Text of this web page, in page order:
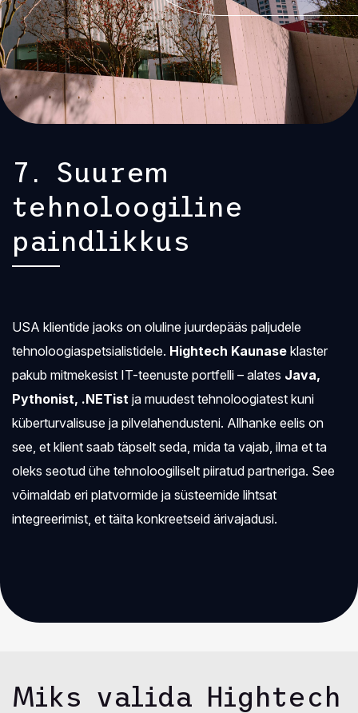
7. Suurem
tehnoloogiline
paindlikkus
USA klientide jaoks on oluline juurdepääs paljudele
tehnoloogiaspetsialistidele. Hightech Kaunase klaster
pakub mitmekesist IT-teenuste portfelli – alates Java,
Pythonist, .NETist ja muudest tehnoloogiatest kuni
küberturvalisuse ja pilvelahendusteni. Allhanke eelis on
see, et klient saab täpselt seda, mida ta vajab, ilma et ta
oleks seotud ühe tehnoloogiliselt piiratud partneriga. See
võimaldab eri platvormide ja süsteemide lihtsat
integreerimist, et täita konkreetseid ärivajadusi.
Miks valida Hightech